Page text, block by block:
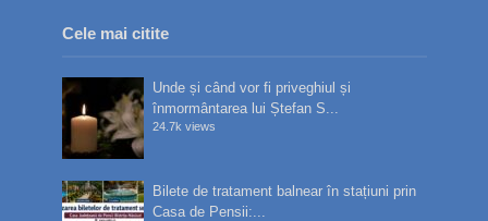
Cele mai citite
Unde și când vor fi priveghiul și
înmormântarea lui Ștefan S...
24.7k views
Bilete de tratament balnear în stațiuni prin
Casa de Pensii:...